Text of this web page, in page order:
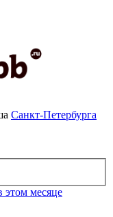
Санкт-Петербурга
этом месяце